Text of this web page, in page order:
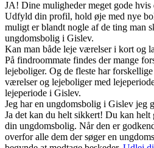
JA! Dine muligheder meget gode
Udfyld din profil, hold øje med nye
muligt er blandt nogle af de ting man
ungdomsbolig i Gislev.
Kan man både leje værelser i kort og
På findroommate findes der mange
lejeboliger. Og de fleste har
værelser og lejeboliger med
lejeperiode i Gislev.
Jeg har en ungdomsbolig i Gislev jeg
Ja det kan du helt sikkert! Du kan helt
din ungdomsbolig. Når den er
overfor alle dem der søger en